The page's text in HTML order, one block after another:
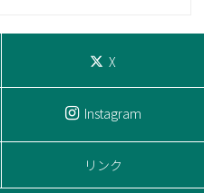
X
Instagram
リンク